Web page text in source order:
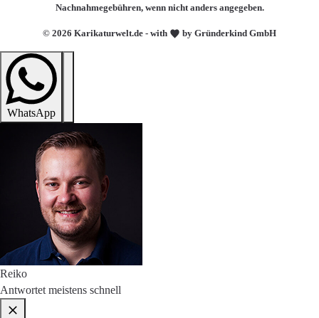
© 2026 Karikaturwelt.de - with by Gründerkind GmbH
Nachnahmegebühren, wenn nicht anders angegeben.
WhatsApp
Reiko
Antwortet meistens schnell